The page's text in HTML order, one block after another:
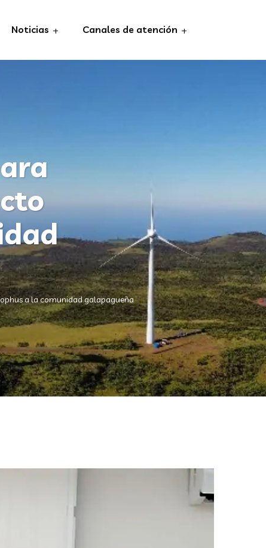
Noticias Canales de atención
a la comunidad galapagueña